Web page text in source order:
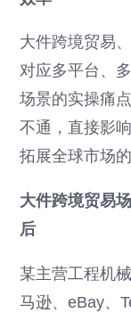
大件跨境贸易
对应多平台、
场景的实操痛
不通，直接影
拓展全球市场
大件跨境贸易
后
某主营工程机
马逊、eBay、